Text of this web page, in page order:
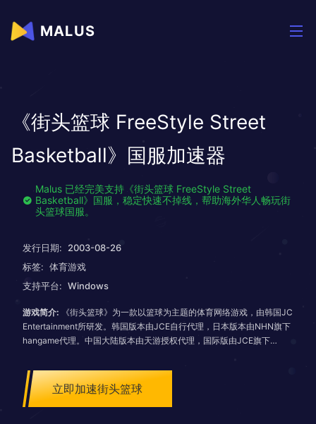
MALUS
《街头篮球 FreeStyle Street
Basketball》国服加速器
Malus 已经完美支持《街头篮球 FreeStyle Street
Basketball》国服，稳定快速不掉线，帮助海外华人畅玩街
头篮球国服。
发行日期:
2003-08-26
标签: 体育游戏
支持平台: Windows
游戏简介: 《街头篮球》为一款以篮球为主题的体育网络游戏，由韩国JC
Entertainment所研发。韩国版本由JCE自行代理，日本版本由NHN旗下
hangame代理。中国大陆版本由天游授权代理，国际版由JCE旗下
权代理(2017年7月31日结束运营)，现今由LINE旗下服务LINE Play on
Desktop（简称：LINE POD）授权代理，于2020年5月28日上市运营。
立即加速街头篮球